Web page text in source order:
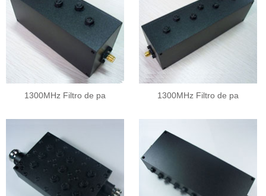
1300MHz Filtro de pa 1300MHz Filtro de pa